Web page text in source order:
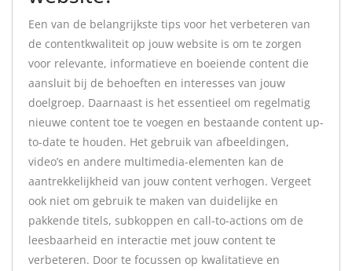
Een van de belangrijkste tips voor het verbeteren van
de contentkwaliteit op jouw website is om te zorgen
voor relevante, informatieve en boeiende content die
aansluit bij de behoeften en interesses van jouw
doelgroep. Daarnaast is het essentieel om regelmatig
nieuwe content toe te voegen en bestaande content up-
to-date te houden. Het gebruik van afbeeldingen,
video’s en andere multimedia-elementen kan de
aantrekkelijkheid van jouw content verhogen. Vergeet
ook niet om gebruik te maken van duidelijke en
pakkende titels, subkoppen en call-to-actions om de
leesbaarheid en interactie met jouw content te
verbeteren. Door te focussen op kwalitatieve en